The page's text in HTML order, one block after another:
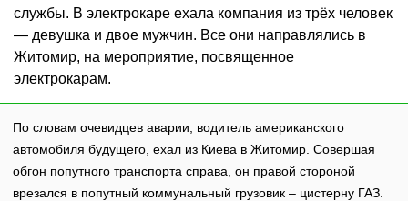
службы. В электрокаре ехала компания из трёх человек
— девушка и двое мужчин. Все они направлялись в
Житомир, на мероприятие, посвященное
электрокарам.
По словам очевидцев аварии, водитель американского
автомобиля будущего, ехал из Киева в Житомир. Совершая
обгон попутного транспорта справа, он правой стороной
врезался в попутный коммунальный грузовик – цистерну ГАЗ.